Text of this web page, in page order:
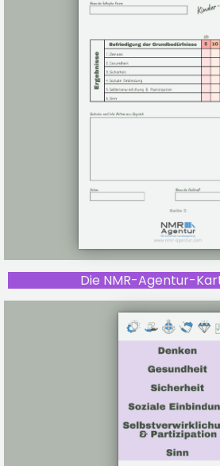
Die NMR-Agentur-